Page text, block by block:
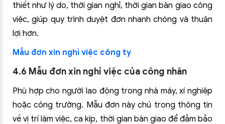
thiết như lý do, thời gian nghỉ, thời gian bàn giao công
việc, giúp quy trình duyệt đơn nhanh chóng và thuận
lợi hơn.
Mẫu đơn xin nghỉ việc công ty
4.6 Mẫu đơn xin nghỉ việc của công nhân
Phù hợp cho người lao động trong nhà máy, xí nghiệp
hoặc công trường. Mẫu đơn này chú trọng thông tin
về vị trí làm việc, ca kíp, thời gian bàn giao để đảm bảo